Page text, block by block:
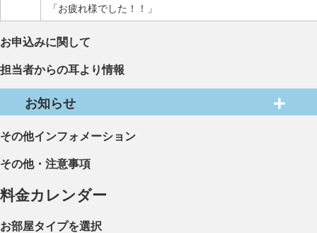
「お疲れ様でした！！」
お申込みに関して
担当者からの耳より情報
お知らせ
その他インフォメーション
その他・注意事項
料金カレンダー
お部屋タイプを選択